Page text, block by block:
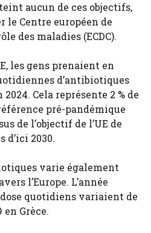
aucun de ces objectifs,
le Centre européen de
des maladies (ECDC).
les gens prenaient en
d’antibiotiques
Cela représente 2 % de
pré-pandémique
de l’objectif de l’UE de
d’ici 2030.
varie également
l’Europe. L’année
quotidiens variaient de
en Grèce.